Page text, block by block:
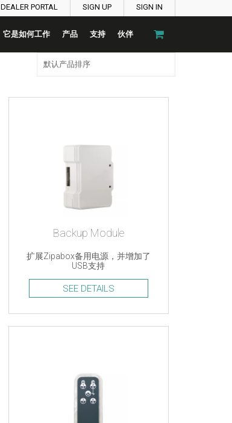
DEALER PORTAL SIGN UP SIGN IN
它是如何工作 产品 支持 伙伴
Backup Module
扩展Zipabox备用电源，并增加了
USB支持
SEE DETAILS